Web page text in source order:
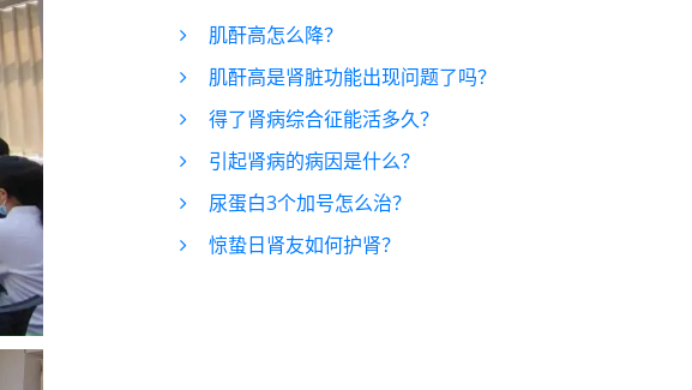
肌酐高怎么降？
肌酐高是肾脏功能出现问题了吗？
得了肾病综合征能活多久？
引起肾病的病因是什么？
​尿蛋白3个加号怎么治？
惊蛰日肾友如何护肾？